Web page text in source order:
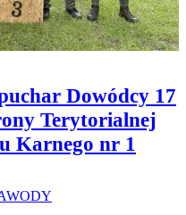
Dowódcy 17
Terytorialnej
Karnego nr 1